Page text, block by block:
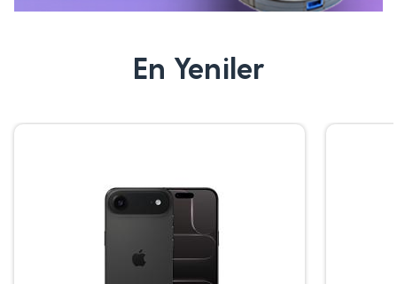
En Yeniler